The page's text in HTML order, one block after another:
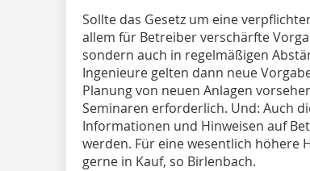
Sollte das Gesetz um eine
allem für Betreiber verschärfte
sondern auch in regelmäßigen
Ingenieure gelten dann neue
Planung von neuen Anlagen
Seminaren erforderlich. Und: Auch
Informationen und Hinweisen auf
werden. Für eine wesentlich höhere
gerne in Kauf, so Birlenbach.